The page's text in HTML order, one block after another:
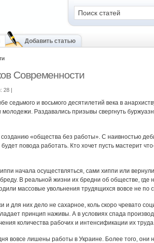
Добавить статью
Современности
28 |
седьмого и восьмого десятилетий века в
Раздавались призывы свергнуть
«общества без работы». С наивностью
повода работать. Кто хочет пусть мастерит
начала осуществляться, сами хиппи или
В реальной жизни их бредни об обществе,
массовые увольнения трудящихся вовсе не по
и для них дело не сахарное, коль скоро чревато
принцип наживы. А в условиях спада
количества рабочих и интенсификации их
вовсе лишены работы в Украине. Более того, они